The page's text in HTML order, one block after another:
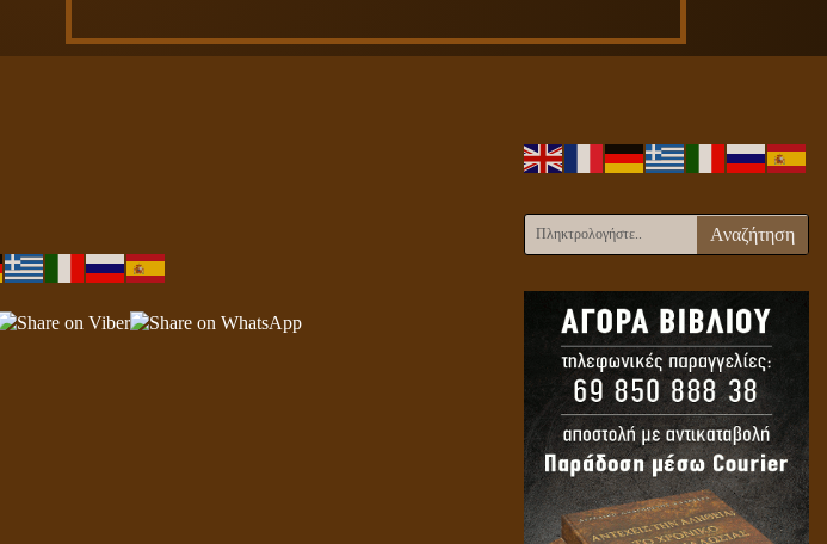
Αναζήτηση